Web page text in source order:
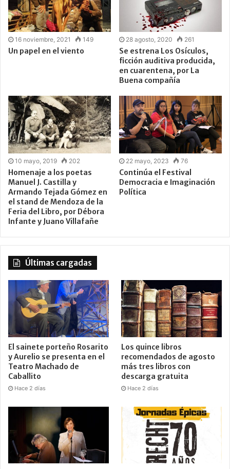
16 noviembre, 2021 149
Un papel en el viento
28 agosto, 2020 261
Se estrena Los Osículos,
ficción auditiva producida,
en cuarentena, por La
Buena compañía
10 mayo, 2019 202
Homenaje a los poetas
Manuel J. Castilla y
Armando Tejada Gómez en
el stand de Mendoza de la
Feria del Libro, por Débora
Infante y Juano Villafañe
22 mayo, 2023 76
Continúa el Festival
Democracia e Imaginación
Política
Últimas cargadas
El sainete porteño Rosarito
y Aurelio se presenta en el
Teatro Machado de
Caballito
Hace 2 días
Los quince libros
recomendados de agosto
más tres libros con
descarga gratuita
Hace 2 días